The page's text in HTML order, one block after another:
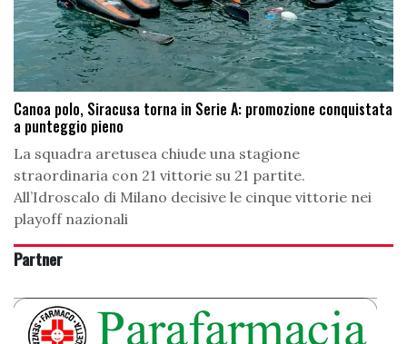
Canoa polo, Siracusa torna in Serie A: promozione conquistata
a punteggio pieno
La squadra aretusea chiude una stagione
straordinaria con 21 vittorie su 21 partite.
All’Idroscalo di Milano decisive le cinque vittorie nei
playoff nazionali
Partner